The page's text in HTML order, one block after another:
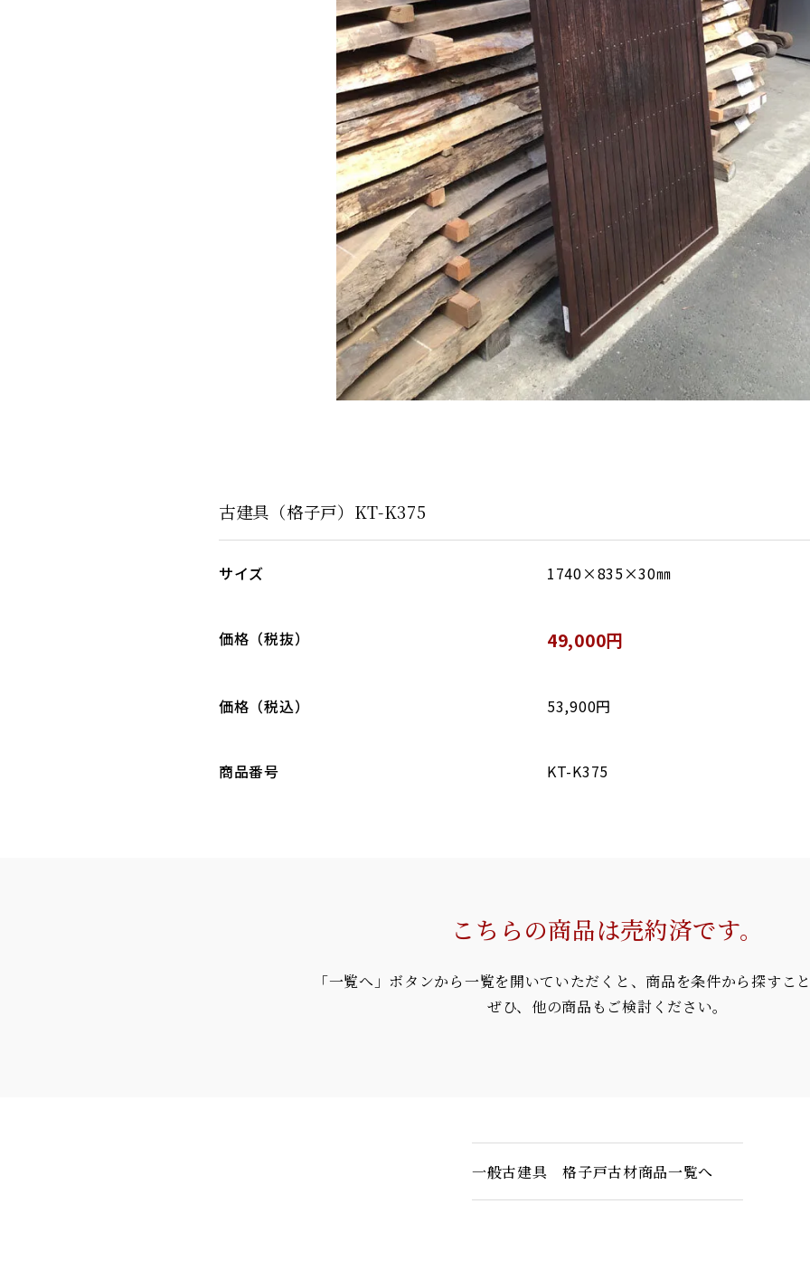
古建具（格子戸）KT-K375
サイズ 1740×835×30㎜
価格（税抜） 49,000円
価格（税込） 53,900円
商品番号 KT-K375
こちらの商品は売約済です。
「一覧へ」ボタンから一覧を開いていただくと、商品を条件から探すこと
ぜひ、他の商品もご検討ください。
一般古建具 格子戸古材商品一覧へ